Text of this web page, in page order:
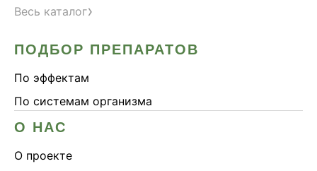
Весь каталог›
ПОДБОР ПРЕПАРАТОВ
По эффектам
По системам организма
О НАС
О проекте